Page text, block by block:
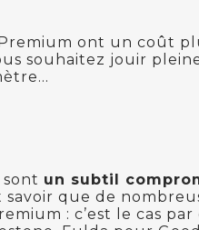
ont un coût
souhaitez jouir
un subtil
que de
: c’est le cas